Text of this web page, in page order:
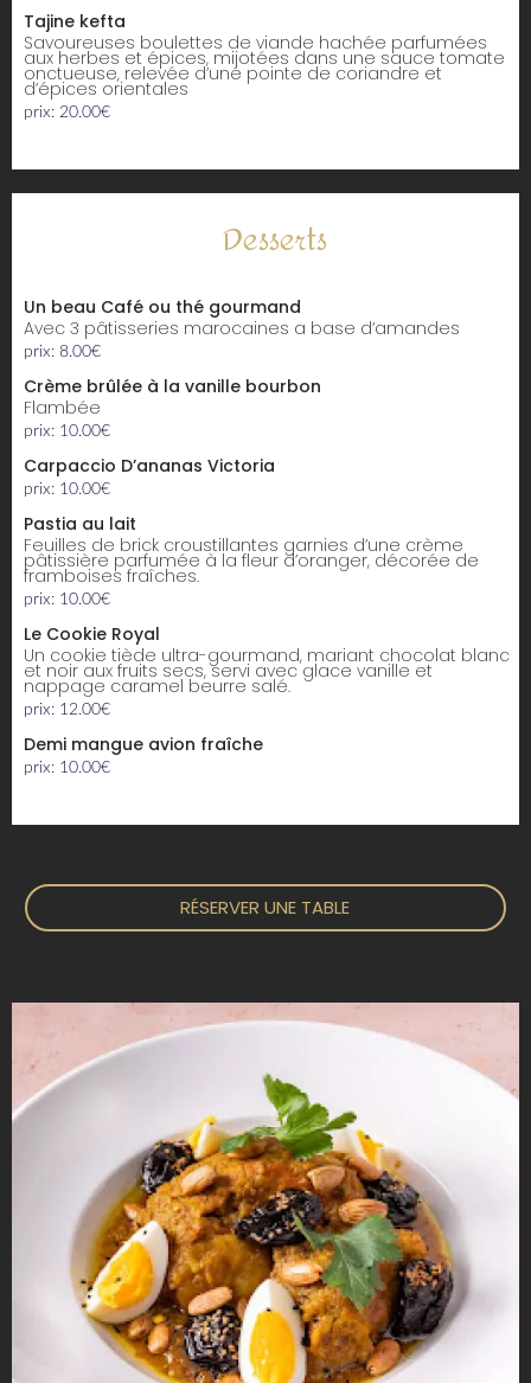
Tajine kefta
Savoureuses boulettes de viande hachée parfumées
aux herbes et épices, mijotées dans une sauce tomate
onctueuse, relevée d’une pointe de coriandre et
d’épices orientales
prix: 20.00€
Desserts
Un beau Café ou thé gourmand
avec 3 pâtisseries marocaines a base d’amandes
prix: 8.00€
Crème brûlée à la vanille bourbon
flambée
prix: 10.00€
Carpaccio D’ananas Victoria
prix: 10.00€
Pastia au lait
Feuilles de brick croustillantes garnies d’une crème
pâtissière parfumée à la fleur d’oranger, décorée de
framboises fraîches.
prix: 10.00€
Le Cookie Royal
Un cookie tiède ultra-gourmand, mariant chocolat blanc
et noir aux fruits secs, servi avec glace vanille et
nappage caramel beurre salé.
prix: 12.00€
Demi mangue avion fraîche
prix: 10.00€
RÉSERVER UNE TABLE